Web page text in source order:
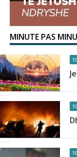
MINUTE PAS